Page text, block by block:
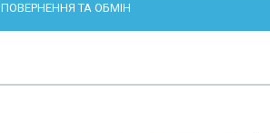
ПОВЕРНЕННЯ ТА ОБМІН